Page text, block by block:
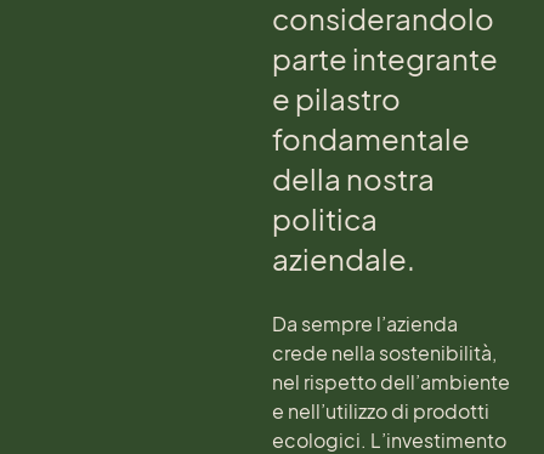
considerandolo
parte integrante
e pilastro
fondamentale
della nostra
politica
aziendale.
Da sempre l’azienda
crede nella sostenibilità,
nel rispetto dell’ambiente
e nell’utilizzo di prodotti
ecologici. L’investimento